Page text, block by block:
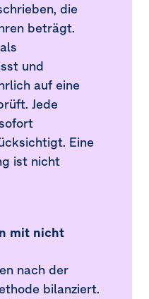
des
und ähnliche
und
die
beträgt.
und
auf eine
Jede
Eine
ist nicht
mit nicht
nach der
bilanziert.